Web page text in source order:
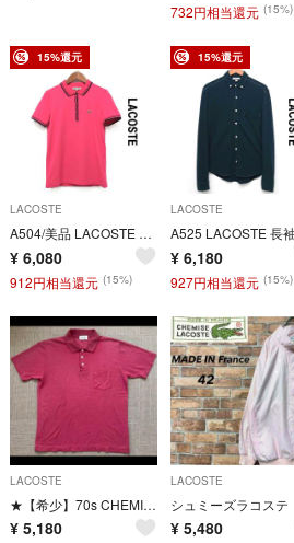
732円相当還元 (15%)
15%還元
LACOSTE
A504/美品 LACOSTE DEVANLAY 半袖ポロシャツ 36 ピンク
¥ 6,080
912円相当還元 (15%)
15%還元
LACOSTE
¥ 6,180
927円相当還元 (15%)
LACOSTE
★【希少】70s CHEMISE LACOSTEポロシャツ無地ポケット付き
¥ 5,180
LACOSTE
¥ 5,480